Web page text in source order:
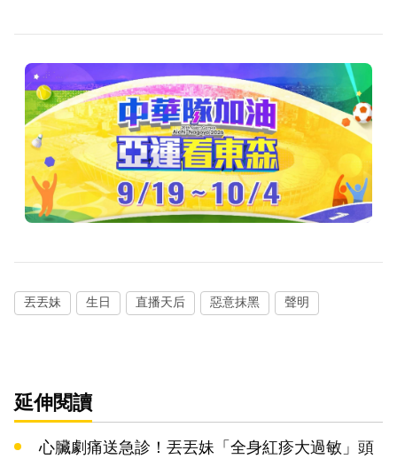
丟丟妹 生日 直播天后 惡意抹黑 聲明
延伸閱讀
心臟劇痛送急診！丟丟妹「全身紅疹大過敏」頭